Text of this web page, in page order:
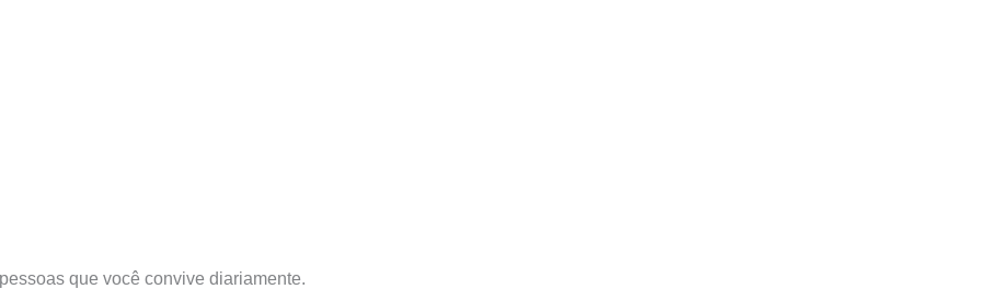
que você convive diariamente.